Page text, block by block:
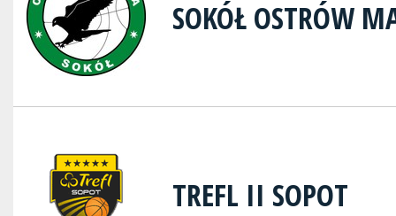
SOKÓŁ OSTRÓW
TREFL II SOPOT